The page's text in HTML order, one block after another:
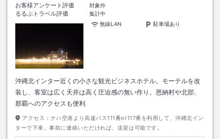
お客様アンケート評価
対象外
るるぶトラベル評価
集計中
無線LAN
駐車場あり
沖縄北インター近くの小さな観光ビジネスホテル。モーテルを改
装し、客室は広く天井は高く圧迫感の無い作り。恩納村や北部、
那覇へのアクセスも便利
アクセス： ナハ空港より高速バス111番or117番を利用して、沖縄北イン
ターで下車。事前に連絡いただければ、送迎は可能です。